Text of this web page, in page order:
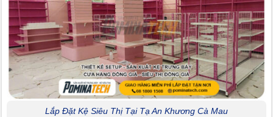
Lắp Đặt Kệ Siêu Thị Tại Tạ An Khương Cà Mau